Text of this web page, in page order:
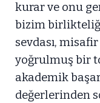
kurar ve onu
bizim
sevdası,
yoğrulmuş bir
akademik
değerlerinden